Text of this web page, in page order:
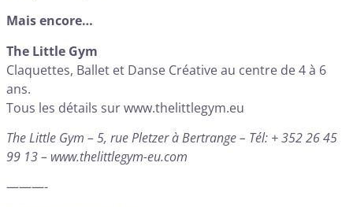
Mais encore…
The Little Gym
Claquettes, Ballet et Danse Créative au centre de 4 à 6
ans.
Tous les détails surwww.thelittlegym.eu
The Little Gym – 5, rue Pletzer à Bertrange – Tél: + 352 26 45
99 13 – www.thelittlegym-eu.com
———-